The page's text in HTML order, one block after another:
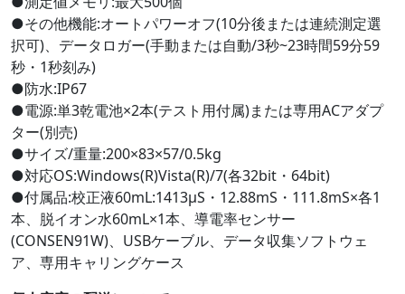
●その他機能:オートパワーオフ(10分後または連続測定選
択可)、データロガー(手動または自動/3秒~23時間59分59
秒・1秒刻み)
●防水:IP67
●電源:単3乾電池×2本(テスト用付属)または専用ACアダプ
ター(別売)
●サイズ/重量:200×83×57/0.5kg
●対応OS:Windows(R)Vista(R)/7(各32bit・64bit)
●付属品:校正液60mL:1413μS・12.88mS・111.8mS×各1
本、脱イオン水60mL×1本、導電率センサー
(CONSEN91W)、USBケーブル、データ収集ソフトウェ
ア、専用キャリングケース